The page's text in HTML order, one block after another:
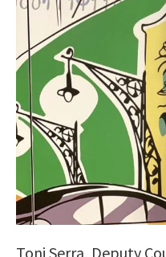
Toni Serra, Deputy